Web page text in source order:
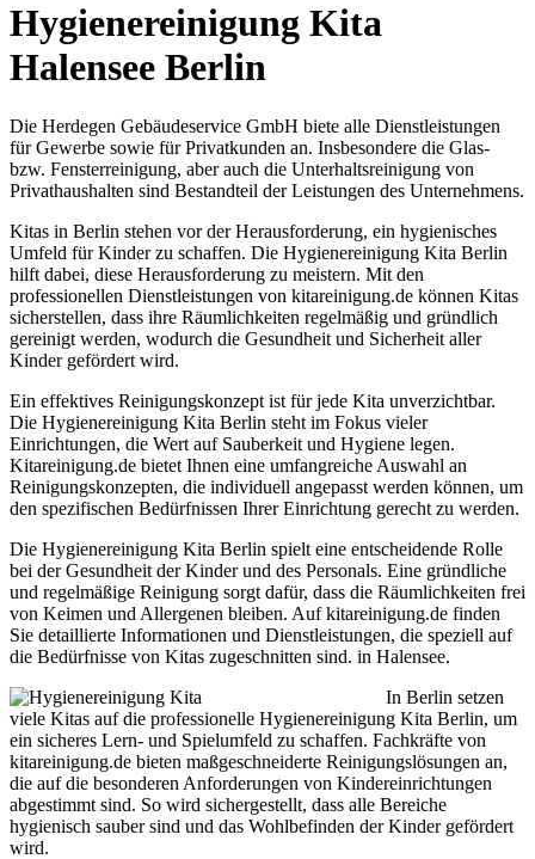
Hygienereinigung Kita
Halensee Berlin
Die Herdegen Gebäudeservice GmbH biete alle Dienstleistungen
für Gewerbe sowie für Privatkunden an. Insbesondere die Glas-
bzw. Fensterreinigung, aber auch die Unterhaltsreinigung von
Privathaushalten sind Bestandteil der Leistungen des Unternehmens.
Kitas in Berlin stehen vor der Herausforderung, ein hygienisches
Umfeld für Kinder zu schaffen. Die Hygienereinigung Kita Berlin
hilft dabei, diese Herausforderung zu meistern. Mit den
professionellen Dienstleistungen von kitareinigung.de können Kitas
sicherstellen, dass ihre Räumlichkeiten regelmäßig und gründlich
gereinigt werden, wodurch die Gesundheit und Sicherheit aller
Kinder gefördert wird.
Ein effektives Reinigungskonzept ist für jede Kita unverzichtbar.
Die Hygienereinigung Kita Berlin steht im Fokus vieler
Einrichtungen, die Wert auf Sauberkeit und Hygiene legen.
Kitareinigung.de bietet Ihnen eine umfangreiche Auswahl an
Reinigungskonzepten, die individuell angepasst werden können, um
den spezifischen Bedürfnissen Ihrer Einrichtung gerecht zu werden.
Die Hygienereinigung Kita Berlin spielt eine entscheidende Rolle
bei der Gesundheit der Kinder und des Personals. Eine gründliche
und regelmäßige Reinigung sorgt dafür, dass die Räumlichkeiten frei
von Keimen und Allergenen bleiben. Auf kitareinigung.de finden
Sie detaillierte Informationen und Dienstleistungen, die speziell auf
die Bedürfnisse von Kitas zugeschnitten sind. in Halensee.
In Berlin setzen
viele Kitas auf die professionelle Hygienereinigung Kita Berlin, um
ein sicheres Lern- und Spielumfeld zu schaffen. Fachkräfte von
kitareinigung.de bieten maßgeschneiderte Reinigungslösungen an,
die auf die besonderen Anforderungen von Kindereinrichtungen
abgestimmt sind. So wird sichergestellt, dass alle Bereiche
hygienisch sauber sind und das Wohlbefinden der Kinder gefördert
wird.